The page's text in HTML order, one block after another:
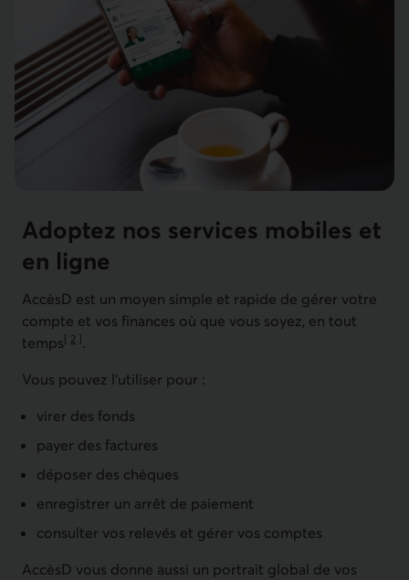
Adoptez nos services mobiles et
en ligne
AccèsD est un moyen simple et rapide de gérer votre
compte et vos finances où que vous soyez, en tout
temps[ 2 ]
Aller à la note
.
Vous pouvez l'utiliser pour :
virer des fonds
payer des factures
déposer des chèques
enregistrer un arrêt de paiement
consulter vos relevés et gérer vos comptes
AccèsD vous donne aussi un portrait global de vos